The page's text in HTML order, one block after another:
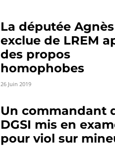
La députée
exclue de LREM
des propos
homophobes
26 Juin 2019
Un commandant
DGSI mis en
pour viol sur